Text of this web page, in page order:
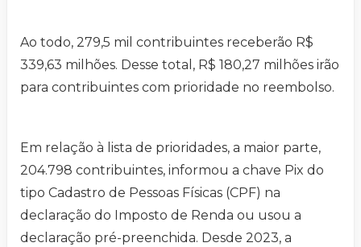
Ao todo, 279,5 mil contribuintes receberão R$
339,63 milhões. Desse total, R$ 180,27 milhões irão
para contribuintes com prioridade no reembolso.
Em relação à lista de prioridades, a maior parte,
204.798 contribuintes, informou a chave Pix do
tipo Cadastro de Pessoas Físicas (CPF) na
declaração do Imposto de Renda ou usou a
declaração pré-preenchida. Desde 2023, a